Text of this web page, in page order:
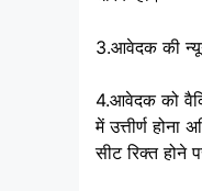
3.आवेदक की
4.आवेदक को
में उत्तीर्ण होना
सीट रिक्त होने